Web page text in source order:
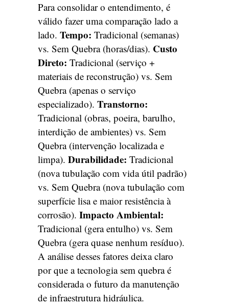
Para consolidar o entendimento, é
válido fazer uma comparação lado a
lado. Tempo: Tradicional (semanas)
vs. Sem Quebra (horas/dias). Custo
Direto: Tradicional (serviço +
materiais de reconstrução) vs. Sem
Quebra (apenas o serviço
especializado). Transtorno:
Tradicional (obras, poeira, barulho,
interdição de ambientes) vs. Sem
Quebra (intervenção localizada e
limpa). Durabilidade: Tradicional
(nova tubulação com vida útil padrão)
vs. Sem Quebra (nova tubulação com
superfície lisa e maior resistência à
corrosão). Impacto Ambiental:
Tradicional (gera entulho) vs. Sem
Quebra (gera quase nenhum resíduo).
A análise desses fatores deixa claro
por que a tecnologia sem quebra é
considerada o futuro da manutenção
de infraestrutura hidráulica.